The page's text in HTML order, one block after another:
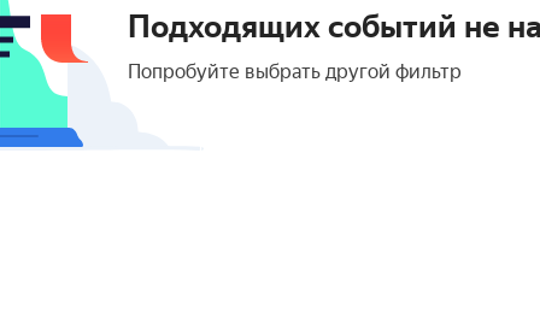
Подходящих событий не
Попробуйте выбрать другой фильтр